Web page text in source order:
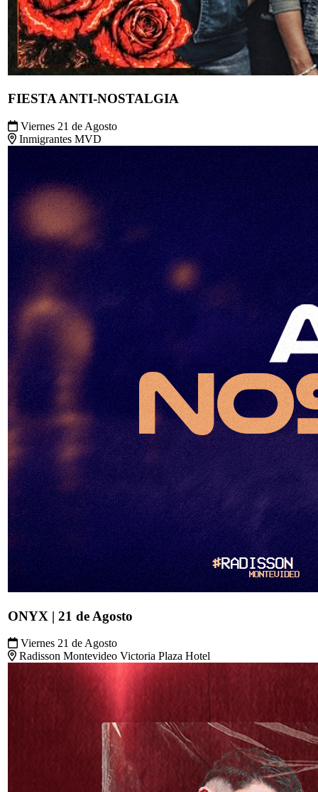
FIESTA ANTI-NOSTALGIA
Viernes 21 de Agosto
Inmigrantes MVD
ONYX | 21 de Agosto
Viernes 21 de Agosto
Radisson Montevideo Victoria Plaza Hotel